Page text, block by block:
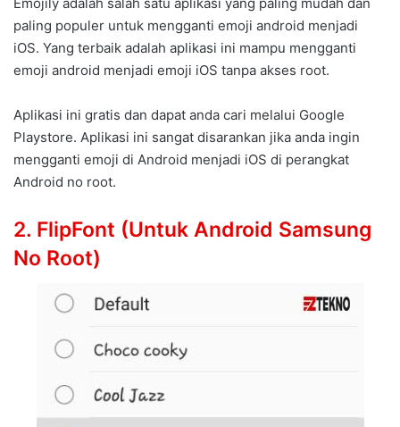
Emojily adalah salah satu aplikasi yang paling mudah dan
paling populer untuk mengganti emoji android menjadi
iOS. Yang terbaik adalah aplikasi ini mampu mengganti
emoji android menjadi emoji iOS tanpa akses root.
Aplikasi ini gratis dan dapat anda cari melalui Google
Playstore. Aplikasi ini sangat disarankan jika anda ingin
mengganti emoji di Android menjadi iOS di perangkat
Android no root.
2. FlipFont (Untuk Android Samsung
No Root)